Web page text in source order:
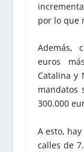
por lo que
Además,
euros
Catalina y
mandatos
300.000
A esto,
calles de